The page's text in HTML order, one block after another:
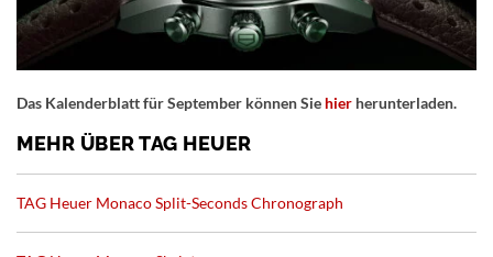
Das Kalenderblatt für September können Sie hier herunterladen.
MEHR ÜBER TAG HEUER
TAG Heuer Monaco Split-Seconds Chronograph